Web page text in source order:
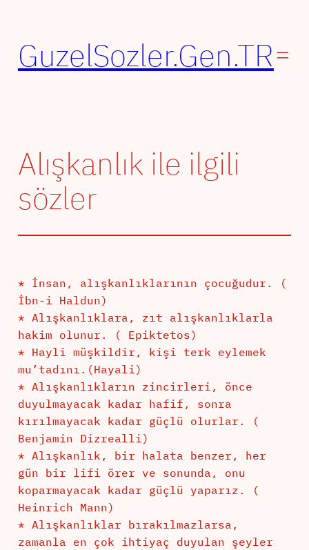
GuzelSozler.Gen.TR
Alışkanlık ile ilgili
sözler
* İnsan, alışkanlıklarının çocuğudur. (
İbn-i Haldun)
* Alışkanlıklara, zıt alışkanlıklarla
hakim olunur. ( Epiktetos)
* Hayli müşkildir, kişi terk eylemek
mu’tadını.(Hayali)
* Alışkanlıkların zincirleri, önce
duyulmayacak kadar hafif, sonra
kırılmayacak kadar güçlü olurlar. (
Benjamin Dizrealli)
* Alışkanlık, bir halata benzer, her
gün bir lifi örer ve sonunda, onu
koparmayacak kadar güçlü yaparız. (
Heinrich Mann)
* Alışkanlıklar bırakılmazlarsa,
zamanla en çok ihtiyaç duyulan şeyler